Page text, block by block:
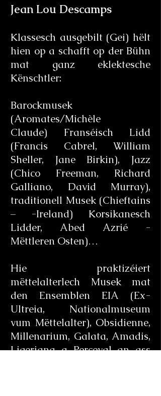
Jean Lou Descamps
Klassesch ausgebilt (Gei) hëlt
hien op a schafft op der Bühn
mat ganz eklektesche
Kënschtler:
Barockmusek
(Aromates/Michèle
Claude) Franséisch Lidd
(Francis Cabrel, William
Sheller, Jane Birkin), Jazz
(Chico Freeman, Richard
Galliano, David Murray),
traditionell Musek (Chieftains
– -Ireland) Korsikanesch
Lidder, Abed Azrié -
Mëttleren Osten)…
Hie praktizéiert
mëttelalterlech Musek mat
den Ensemblen EIA (Ex-
Ultreia, Nationalmuseum
vum Mëttelalter), Obsidienne,
Millenarium, Galata, Amadis,
Ligeriana a Perceval an ass